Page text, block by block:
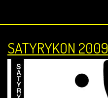
SATYRYKON 2009